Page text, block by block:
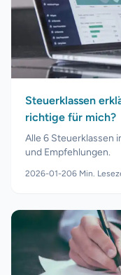
Steuerklassen
richtige für mich?
Alle 6 Steuerklassen
und Empfehlungen.
2026-01-206 Min.